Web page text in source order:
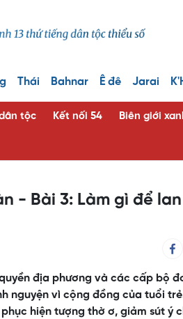
Thái Bahnar Ê đê Jarai
tộc Kết nối 54 Biên giới
- Bài 3: Làm gì để
địa phương và các cấp bộ
nguyện vì cộng đồng của tuổi
hiện tượng thờ ơ, giảm sút ý